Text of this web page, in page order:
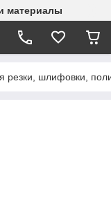
материалы
резки, шлифовки,